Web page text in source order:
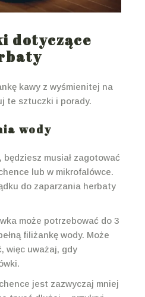
dotyczące
kawy z wyśmienitej na
te sztuczki i porady.
wody
musiał zagotować
lub w mikrofalówce.
do zaparzania herbaty
może potrzebować do 3
filiżankę wody. Może
więc uważaj, gdy
jest zazwyczaj mniej